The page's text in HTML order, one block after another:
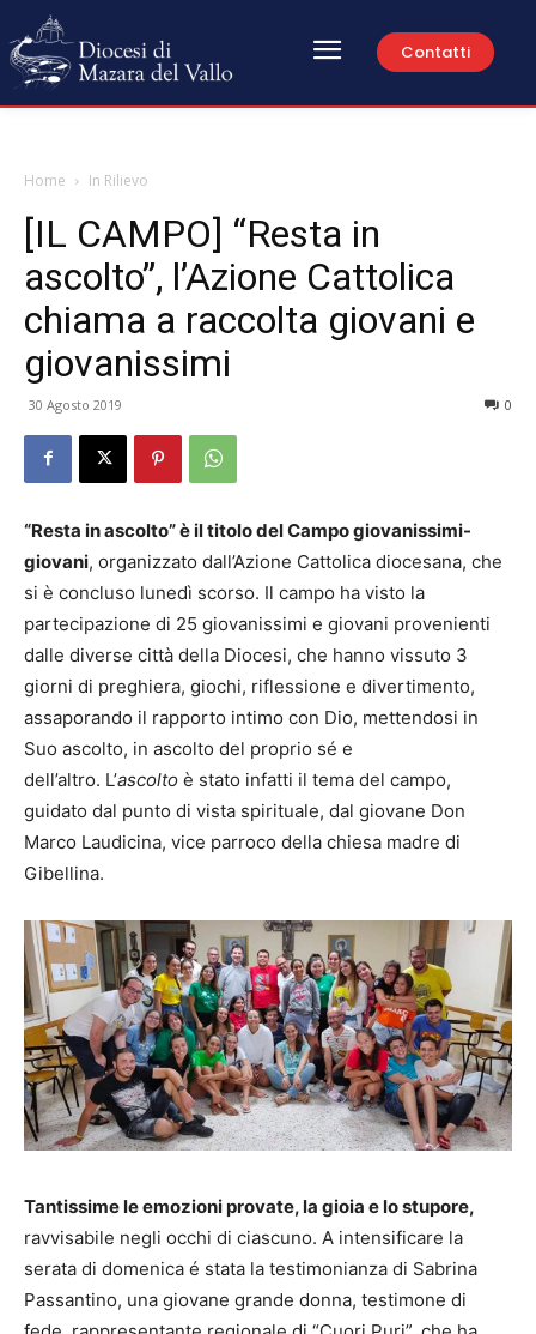
Contatti
Home In Rilievo
[IL CAMPO] “Resta in
ascolto”, l’Azione Cattolica
chiama a raccolta giovani e
giovanissimi
30 Agosto 2019 0
“Resta in ascolto” è il titolo del Campo giovanissimi-
giovani, organizzato dall’Azione Cattolica diocesana, che
si è concluso lunedì scorso. Il campo ha visto la
partecipazione di 25 giovanissimi e giovani provenienti
dalle diverse città della Diocesi, che hanno vissuto 3
giorni di preghiera, giochi, riflessione e divertimento,
assaporando il rapporto intimo con Dio, mettendosi in
Suo ascolto, in ascolto del proprio sé e
dell’altro. L’ascolto è stato infatti il tema del campo,
guidato dal punto di vista spirituale, dal giovane Don
Marco Laudicina, vice parroco della chiesa madre di
Gibellina.
Tantissime le emozioni provate, la gioia e lo stupore,
ravvisabile negli occhi di ciascuno. A intensificare la
serata di domenica é stata la testimonianza di Sabrina
Passantino, una giovane grande donna, testimone di